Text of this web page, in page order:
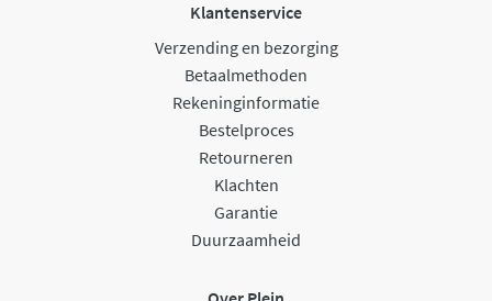
Klantenservice
Verzending en bezorging
Betaalmethoden
Rekeninginformatie
Bestelproces
Retourneren
Klachten
Garantie
Duurzaamheid